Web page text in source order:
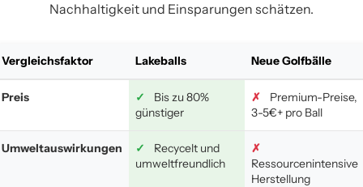
Nachhaltigkeit und Einsparungen schätzen.
Vergleichsfaktor Lakeballs Neue Golfbälle
Preis ✓
Bis zu 80%
günstiger
✗
Premium-Preise,
3-5€+ pro Ball
Umweltauswirkungen ✓
Recycelt und
umweltfreundlich
✗
Ressourcenintensive
Herstellung